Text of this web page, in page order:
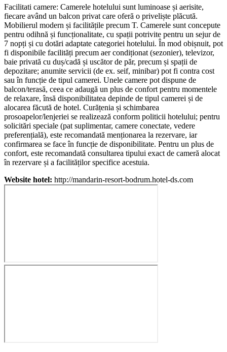
Facilitati camere: Camerele hotelului sunt luminoase și aerisite,
fiecare având un balcon privat care oferă o priveliște plăcută.
Mobilierul modern și facilitățile precum T. Camerele sunt concepute
pentru odihnă și funcționalitate, cu spații potrivite pentru un sejur de
7 nopți și cu dotări adaptate categoriei hotelului. În mod obișnuit, pot
fi disponibile facilități precum aer condiționat (sezonier), televizor,
baie privată cu duș/cadă și uscător de păr, precum și spații de
depozitare; anumite servicii (de ex. seif, minibar) pot fi contra cost
sau în funcție de tipul camerei. Unele camere pot dispune de
balcon/terasă, ceea ce adaugă un plus de confort pentru momentele
de relaxare, însă disponibilitatea depinde de tipul camerei și de
alocarea făcută de hotel. Curățenia și schimbarea
prosoapelor/lenjeriei se realizează conform politicii hotelului; pentru
solicitări speciale (pat suplimentar, camere conectate, vedere
preferențială), este recomandată menționarea la rezervare, iar
confirmarea se face în funcție de disponibilitate. Pentru un plus de
confort, este recomandată consultarea tipului exact de cameră alocat
în rezervare și a facilităților specifice acestuia.
Website hotel: http://mandarin-resort-bodrum.hotel-ds.com